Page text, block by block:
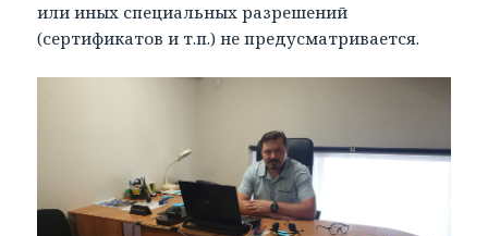
или иных специальных разрешений
(сертификатов и т.п.) не предусматривается.